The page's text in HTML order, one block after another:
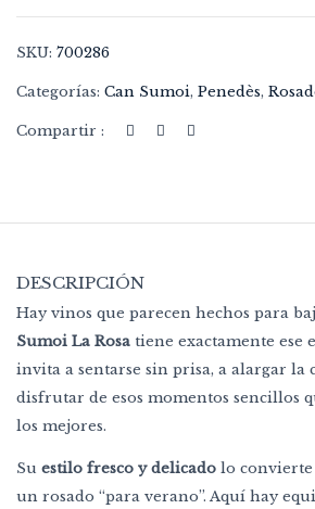
SKU: 700286
Categorías: Can Sumoi, Penedès,
Compartir :
DESCRIPCIÓN
Hay vinos que parecen hechos para
Sumoi La Rosa tiene exactamente ese
invita a sentarse sin prisa, a alargar la
disfrutar de esos momentos sencillos
los mejores.
Su estilo fresco y delicado lo convierte
un rosado “para verano”. Aquí hay